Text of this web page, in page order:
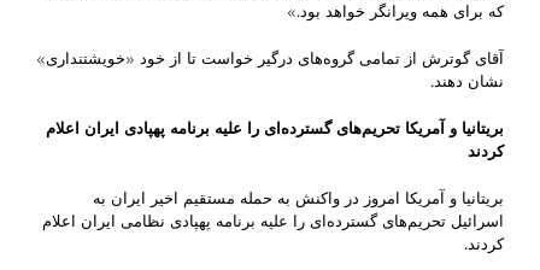
که برای همه ویرانگر خواهد بود.»
آقای گوترش از تمامی گروه‌های درگیر خواست تا از خود «خویشتنداری»‌
نشان دهند.
بریتانیا و آمریکا تحریم‌های گسترده‌ای را علیه برنامه پهپادی ایران اعلام
کردند
بریتانیا و آمریکا امروز در واکنش به حمله مستقیم اخیر ایران به
اسرائیل تحریم‌های گسترده‌ای را علیه برنامه پهپادی نظامی ایران اعلام
کردند.